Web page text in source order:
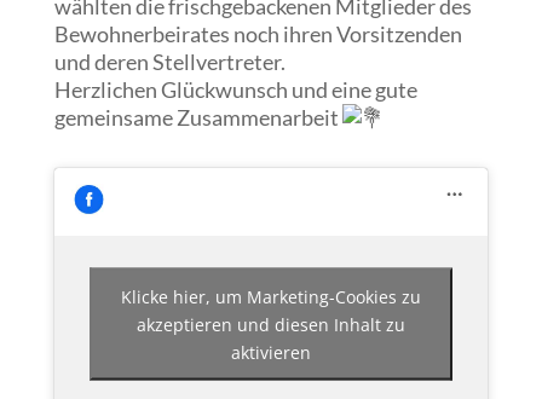
wählten die frischgebackenen Mitglieder des
Bewohnerbeirates noch ihren Vorsitzenden
und deren Stellvertreter.
Herzlichen Glückwunsch und eine gute
gemeinsame Zusammenarbeit
Klicke hier, um Marketing-Cookies zu
akzeptieren und diesen Inhalt zu
aktivieren